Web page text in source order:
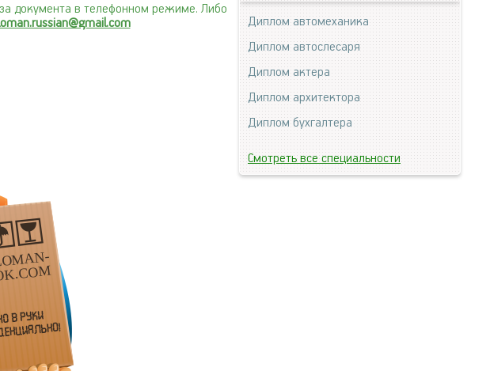
документа в телефонном режиме. Либо
Диплом автомеханика
Диплом автослесаря
Диплом актера
Диплом архитектора
Диплом бухгалтера
Смотреть все специальности